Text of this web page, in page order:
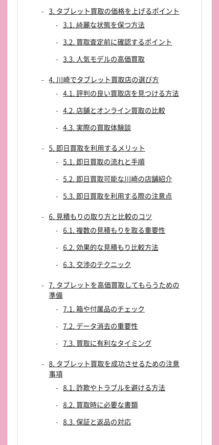
3. タブレット買取の価格を上げるポイント
3.1. 綺麗な状態を保つ方法
3.2. 買取査定前に確認するポイント
3.3. 人気モデルの高価買取
4. 川崎でタブレット買取店の選び方
4.1. 評判の良い買取店を見つける方法
4.2. 店舗とオンライン買取の比較
4.3. 実際の買取体験談
5. 即日買取を利用するメリット
5.1. 即日買取の流れと手順
5.2. 即日買取可能な川崎の店舗紹介
5.3. 即日買取を利用する際の注意点
6. 見積もりの取り方と比較のコツ
6.1. 複数の見積もりを取る重要性
6.2. 効果的な見積もり比較方法
6.3. 交渉のテクニック
7. タブレットを高価買取してもらうための
準備
7.1. 箱や付属品のチェック
7.2. データ消去の重要性
7.3. 買取に有利なタイミング
8. タブレット買取を成功させるための注意
事項
8.1. 詐欺やトラブルを避ける方法
8.2. 買取時に必要な書類
8.3. 保証と返品の対応